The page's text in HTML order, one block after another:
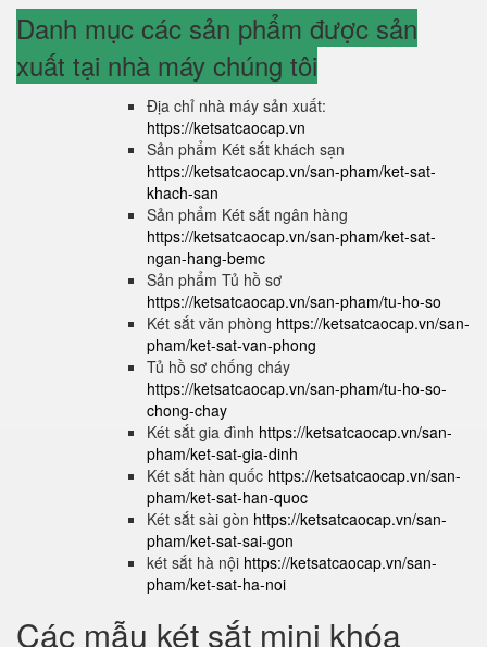
Danh mục các sản phẩm được sản
xuất tại nhà máy chúng tôi
Địa chỉ nhà máy sản xuất:
https://ketsatcaocap.vn
Sản phẩm Két sắt khách sạn
https://ketsatcaocap.vn/san-pham/ket-sat-
khach-san
Sản phẩm Két sắt ngân hàng
https://ketsatcaocap.vn/san-pham/ket-sat-
ngan-hang-bemc
Sản phẩm Tủ hồ sơ
https://ketsatcaocap.vn/san-pham/tu-ho-so
Két sắt văn phòng https://ketsatcaocap.vn/san-
pham/ket-sat-van-phong
Tủ hồ sơ chống cháy
https://ketsatcaocap.vn/san-pham/tu-ho-so-
chong-chay
Két sắt gia đình https://ketsatcaocap.vn/san-
pham/ket-sat-gia-dinh
Két sắt hàn quốc https://ketsatcaocap.vn/san-
pham/ket-sat-han-quoc
Két sắt sài gòn https://ketsatcaocap.vn/san-
pham/ket-sat-sai-gon
két sắt hà nội https://ketsatcaocap.vn/san-
pham/ket-sat-ha-noi
Các mẫu két sắt mini khóa